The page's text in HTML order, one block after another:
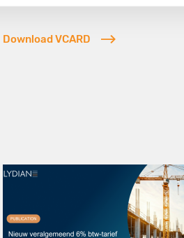
Download VCARD